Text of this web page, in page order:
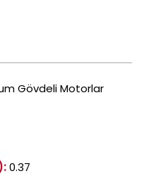
Gövdeli Motorlar
0.37